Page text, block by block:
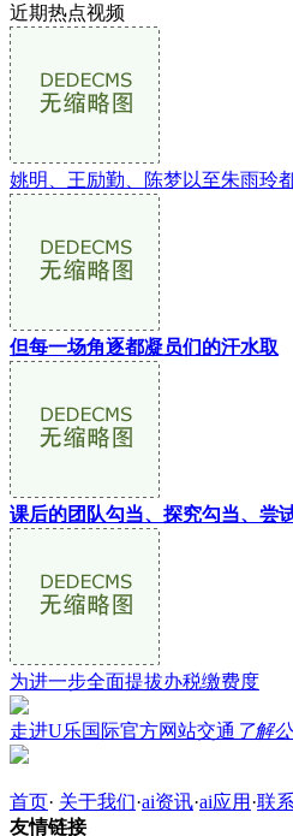
近期热点视频
姚明、王励勤、陈梦以至朱雨玲
但每一场角逐都凝员们的汗水取
课后的团队勾当、探究勾当、尝
为进一步全面提拔办税缴费度
走进U乐国际官方网站交通 了解
首页· 关于我们·ai资讯·ai应用 ·联
友情链接